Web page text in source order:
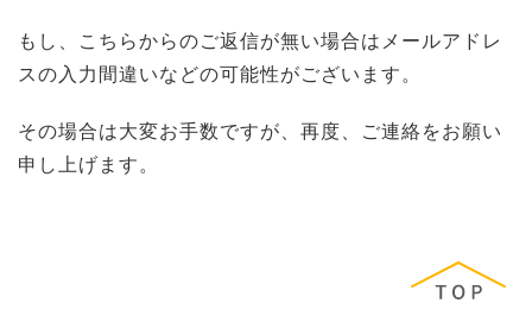
もし、こちらからのご返信が無い場合はメールアドレ
スの入力間違いなどの可能性がございます。
その場合は大変お手数ですが、再度、ご連絡をお願い
申し上げます。